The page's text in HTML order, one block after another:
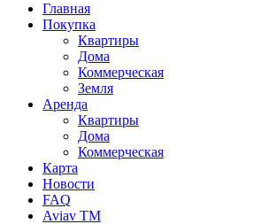
Главная
Покупка
Квартиры
Дома
Коммерческая
Земля
Аренда
Квартиры
Дома
Коммерческая
Карта
Новости
FAQ
Aviav TM